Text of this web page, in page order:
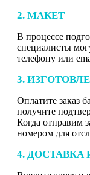
2. МАКЕТ
В процессе
специалисты
телефону или
3.
Оплатите заказ
получите
Когда отправим
номером для
4. ДОСТАВКА